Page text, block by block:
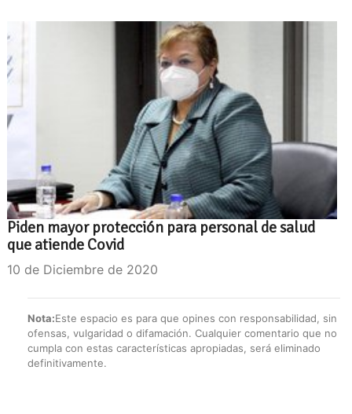
Piden mayor protección para personal de salud
que atiende Covid
10 de Diciembre de 2020
Nota:Este espacio es para que opines con responsabilidad, sin
ofensas, vulgaridad o difamación. Cualquier comentario que no
cumpla con estas características apropiadas, será eliminado
definitivamente.